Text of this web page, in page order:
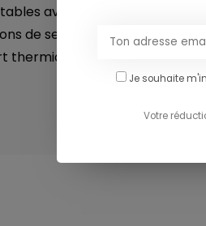
avec fermetures à
de serrage et stoppeurs
sur la poitrine à
Je souhaite
Votre